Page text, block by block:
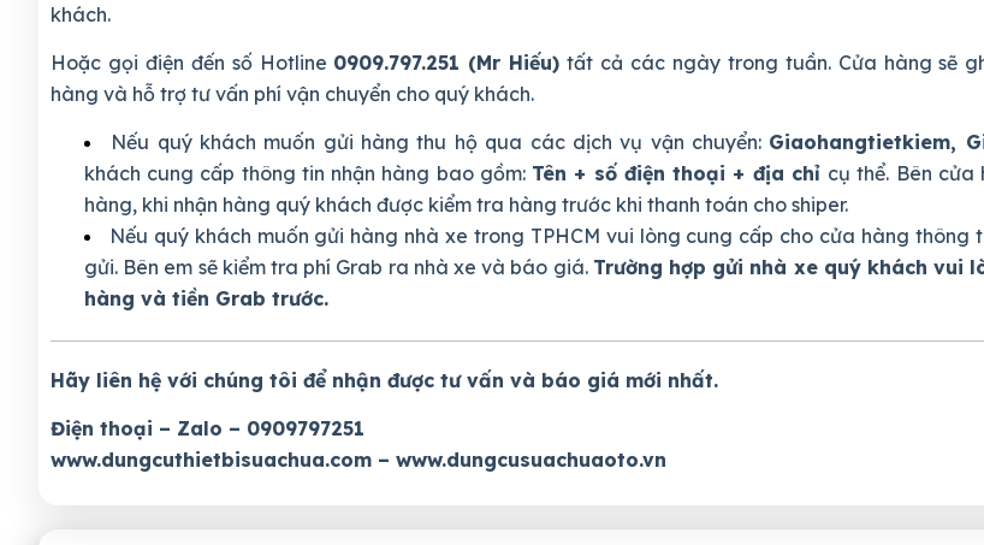
khách.
Hoặc gọi điện đến số Hotline 0909.797.251 (Mr Hiếu) tất cả các ngày trong tuần. Cửa hàng sẽ
hàng và hỗ trợ tư vấn phí vận chuyển cho quý khách.
Nếu quý khách muốn gửi hàng thu hộ qua các dịch vụ vận chuyển: Giaohangtietkiem,
khách cung cấp thông tin nhận hàng bao gồm: Tên + số điện thoại + địa chỉ cụ thể. Bên cửa
hàng, khi nhận hàng quý khách được kiểm tra hàng trước khi thanh toán cho shiper.
Nếu quý khách muốn gửi hàng nhà xe trong TPHCM vui lòng cung cấp cho cửa hàng thông
gửi. Bên em sẽ kiểm tra phí Grab ra nhà xe và báo giá. Trường hợp gửi nhà xe quý khách vui
hàng và tiền Grab trước.
Hãy liên hệ với chúng tôi để nhận được tư vấn và báo giá mới nhất.
Điện thoại – Zalo – 0909797251
www.dungcuthietbisuachua.com – www.dungcusuachuaoto.vn